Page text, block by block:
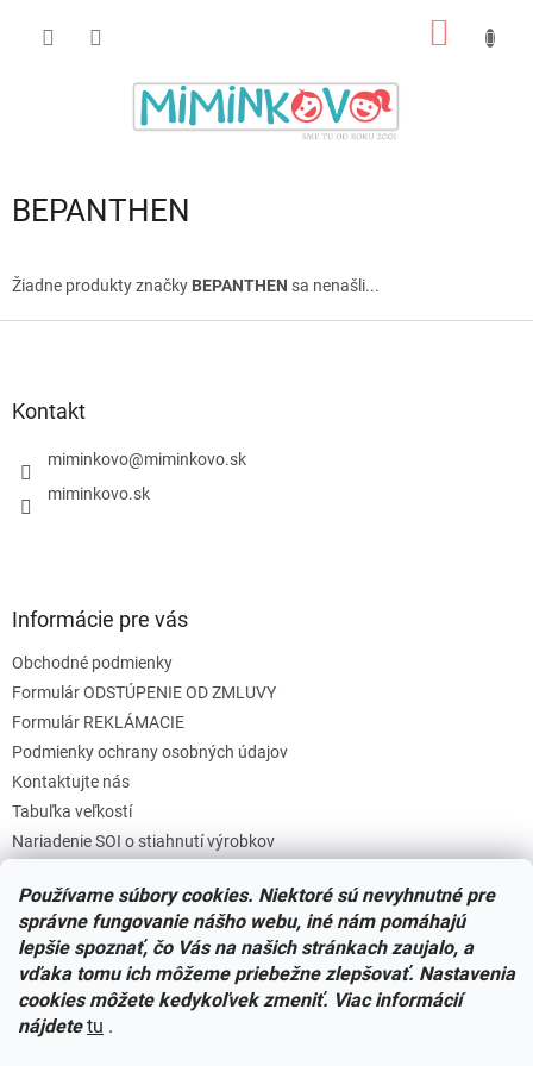
Používame súbory cookies. Niektoré sú nevyhnutné pre
správne fungovanie nášho webu, iné nám pomáhajú
lepšie spoznať, čo Vás na našich stránkach zaujalo, a
vďaka tomu ich môžeme priebežne zlepšovať. Nastavenia
cookies môžete kedykoľvek zmeniť. Viac informácií
nájdete tu .
BEPANTHEN
Žiadne produkty značky BEPANTHEN sa nenašli...
Kontakt
miminkovo@miminkovo.sk
miminkovo.sk
Informácie pre vás
Obchodné podmienky
Formulár ODSTÚPENIE OD ZMLUVY
Formulár REKLÁMACIE
Podmienky ochrany osobných údajov
Kontaktujte nás
Tabuľka veľkostí
Nariadenie SOI o stiahnutí výrobkov
Zásady súborov COOKIES
Facebook